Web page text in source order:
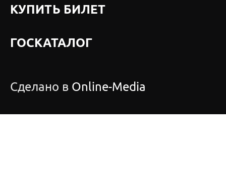
КУПИТЬ БИЛЕТ
ГОСКАТАЛОГ
Сделано в Online-Media